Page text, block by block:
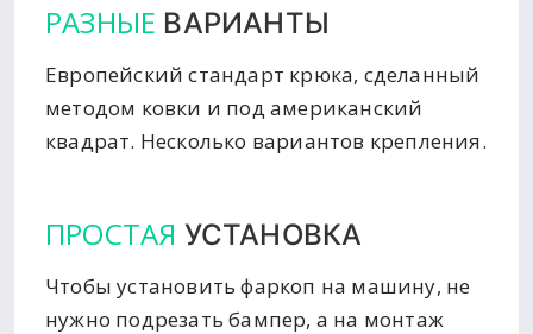
РАЗНЫЕ ВАРИАНТЫ
Европейский стандарт крюка, сделанный
методом ковки и под американский
квадрат. Несколько вариантов крепления.
ПРОСТАЯ УСТАНОВКА
Чтобы установить фаркоп на машину, не
нужно подрезать бампер, а на монтаж